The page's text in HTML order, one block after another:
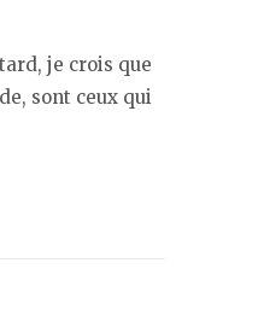
je crois que
sont ceux qui